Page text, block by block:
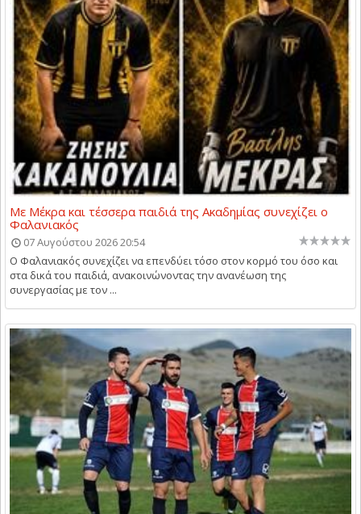
Με Μέκρα και τέσσερα παιδιά της Ακαδημίας συνεχίζει ο
Φαλανιακός
07 Αυγούστου 2026 20:54
Ο Φαλανιακός συνεχίζει να επενδύει τόσο στον κορμό του όσο και
στα δικά του παιδιά, ανακοινώνοντας την ανανέωση της
συνεργασίας με τον ...